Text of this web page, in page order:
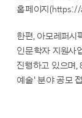
홈페이지(https://
한편, 아모레퍼시
인문학자 지원사
진행하고 있으며,
예술' 분야 공모